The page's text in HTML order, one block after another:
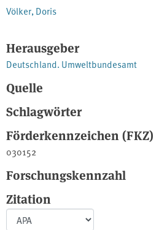
Völker, Doris
Herausgeber
Deutschland. Umweltbundesamt
Quelle
Schlagwörter
Förderkennzeichen (FKZ)
030152
Forschungskennzahl
Zitation